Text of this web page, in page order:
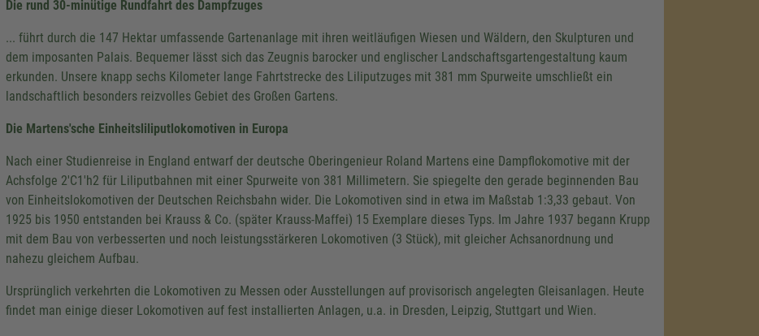
Die rund 30-minütige Rundfahrt des Dampfzuges
... führt durch die 147 Hektar umfassende Gartenanlage mit ihren weitläufigen Wiesen und Wäldern, den Skulpturen und
dem imposanten Palais. Bequemer lässt sich das Zeugnis barocker und englischer Landschaftsgartengestaltung kaum
erkunden. Unsere knapp sechs Kilometer lange Fahrtstrecke des Liliputzuges mit 381 mm Spurweite umschließt ein
landschaftlich besonders reizvolles Gebiet des Großen Gartens.
Die Martens'sche Einheitsliliputlokomotiven in Europa
Nach einer Studienreise in England entwarf der deutsche Oberingenieur Roland Martens eine Dampflokomotive mit der
Achsfolge 2'C1'h2 für Liliputbahnen mit einer Spurweite von 381 Millimetern. Sie spiegelte den gerade beginnenden Bau
von Einheitslokomotiven der Deutschen Reichsbahn wider. Die Lokomotiven sind in etwa im Maßstab 1:3,33 gebaut. Von
1925 bis 1950 entstanden bei Krauss & Co. (später Krauss-Maffei) 15 Exemplare dieses Typs. Im Jahre 1937 begann Krupp
mit dem Bau von verbesserten und noch leistungsstärkeren Lokomotiven (3 Stück), mit gleicher Achsanordnung und
nahezu gleichem Aufbau.
Ursprünglich verkehrten die Lokomotiven zu Messen oder Ausstellungen auf provisorisch angelegten Gleisanlagen. Heute
findet man einige dieser Lokomotiven auf fest installierten Anlagen, u.a. in Dresden, Leipzig, Stuttgart und Wien.